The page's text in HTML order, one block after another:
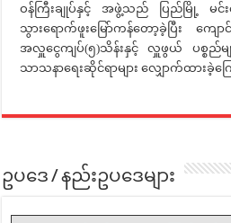
ဝန်ကြီးချုပ်နှင့် အဖွဲ့သည် ပြည်မြို့ မင်
သွားရောက်ဖူးမြော်ကန်တော့ခဲ့ပြီး ကျ
အလှူငွေကျပ်(၅)သိန်းနှင့် လှူဖွယ် ပစ္စည်မ
သာသနာရေးဆိုင်ရာများ လျှောက်ထားခဲ့
ဥပဒေ / နည်းဥပဒေများ